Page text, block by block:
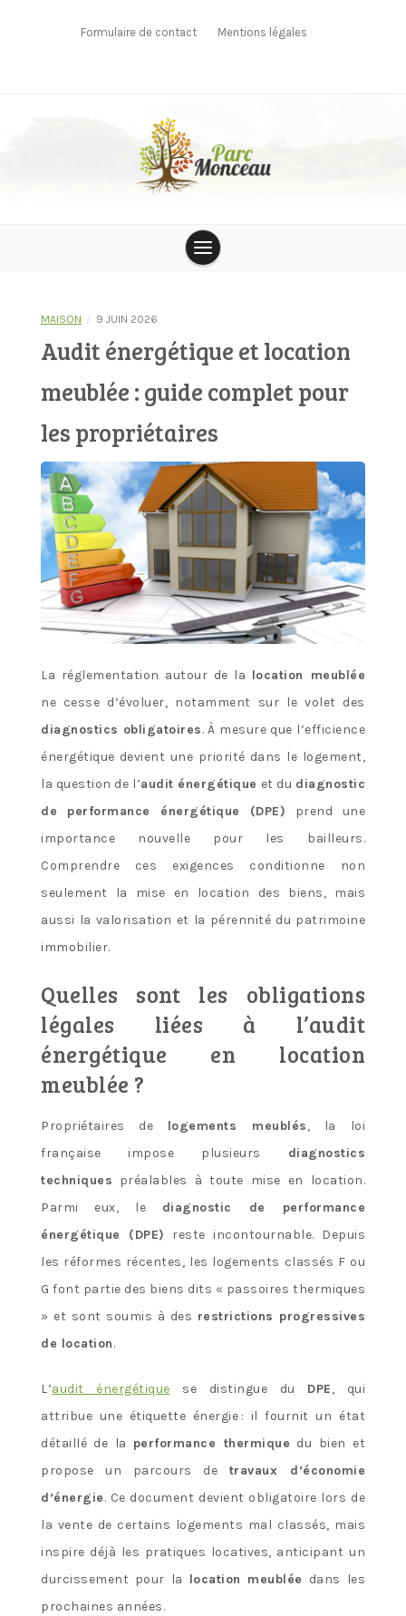
Formulaire de contact Mentions légales
MAISON / 9 JUIN 2026
Audit énergétique et location
meublée : guide complet pour
les propriétaires
La réglementation autour de la location meublée
ne cesse d’évoluer, notamment sur le volet des
diagnostics obligatoires. À mesure que l’efficience
énergétique devient une priorité dans le logement,
la question de l’audit énergétique et du diagnostic
de performance énergétique (DPE) prend une
importance nouvelle pour les bailleurs.
Comprendre ces exigences conditionne non
seulement la mise en location des biens, mais
aussi la valorisation et la pérennité du patrimoine
immobilier.
Quelles sont les obligations
légales liées à l’audit
énergétique en location
meublée ?
Propriétaires de logements meublés, la loi
française impose plusieurs diagnostics
techniques préalables à toute mise en location.
Parmi eux, le diagnostic de performance
énergétique (DPE) reste incontournable. Depuis
les réformes récentes, les logements classés F ou
G font partie des biens dits « passoires thermiques
» et sont soumis à des restrictions progressives
de location.
L’audit énergétique se distingue du DPE, qui
attribue une étiquette énergie : il fournit un état
détaillé de la performance thermique du bien et
propose un parcours de travaux d’économie
d’énergie. Ce document devient obligatoire lors de
la vente de certains logements mal classés, mais
inspire déjà les pratiques locatives, anticipant un
durcissement pour la location meublée dans les
prochaines années.